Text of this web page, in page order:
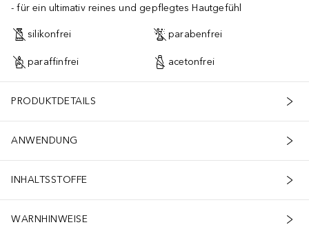
für ein ultimativ reines und gepflegtes Hautgefühl
silikonfrei parabenfrei
paraffinfrei acetonfrei
PRODUKTDETAILS
ANWENDUNG
INHALTSSTOFFE
WARNHINWEISE